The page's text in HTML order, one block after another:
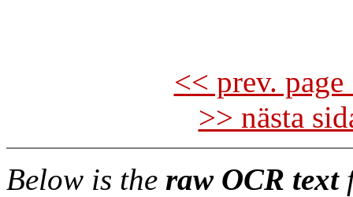
<< prev.
>> nästa
Below is the raw OCR text